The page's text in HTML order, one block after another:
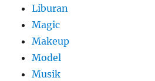
Liburan
Magic
Makeup
Model
Musik